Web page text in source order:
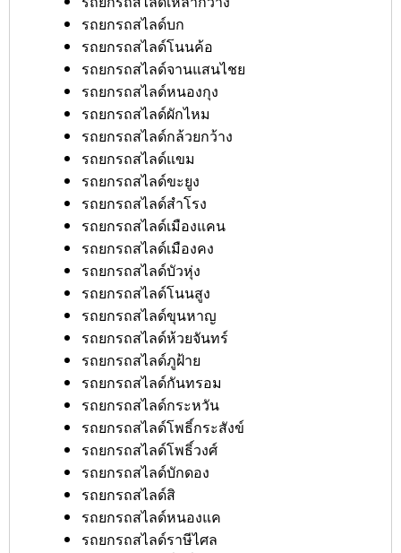
รถยกรถสไลด์บก
รถยกรถสไลด์โนนค้อ
รถยกรถสไลด์จานแสนไชย
รถยกรถสไลด์หนองกุง
รถยกรถสไลด์ผักไหม
รถยกรถสไลด์กล้วยกว้าง
รถยกรถสไลด์แขม
รถยกรถสไลด์ขะยูง
รถยกรถสไลด์สำโรง
รถยกรถสไลด์เมืองแคน
รถยกรถสไลด์เมืองคง
รถยกรถสไลด์บัวหุ่ง
รถยกรถสไลด์โนนสูง
รถยกรถสไลด์ขุนหาญ
รถยกรถสไลด์ห้วยจันทร์
รถยกรถสไลด์ภูฝ้าย
รถยกรถสไลด์กันทรอม
รถยกรถสไลด์กระหวัน
รถยกรถสไลด์โพธิ์กระสังข์
รถยกรถสไลด์โพธิ์วงศ์
รถยกรถสไลด์บักดอง
รถยกรถสไลด์สิ
รถยกรถสไลด์หนองแค
รถยกรถสไลด์ราษีไศล